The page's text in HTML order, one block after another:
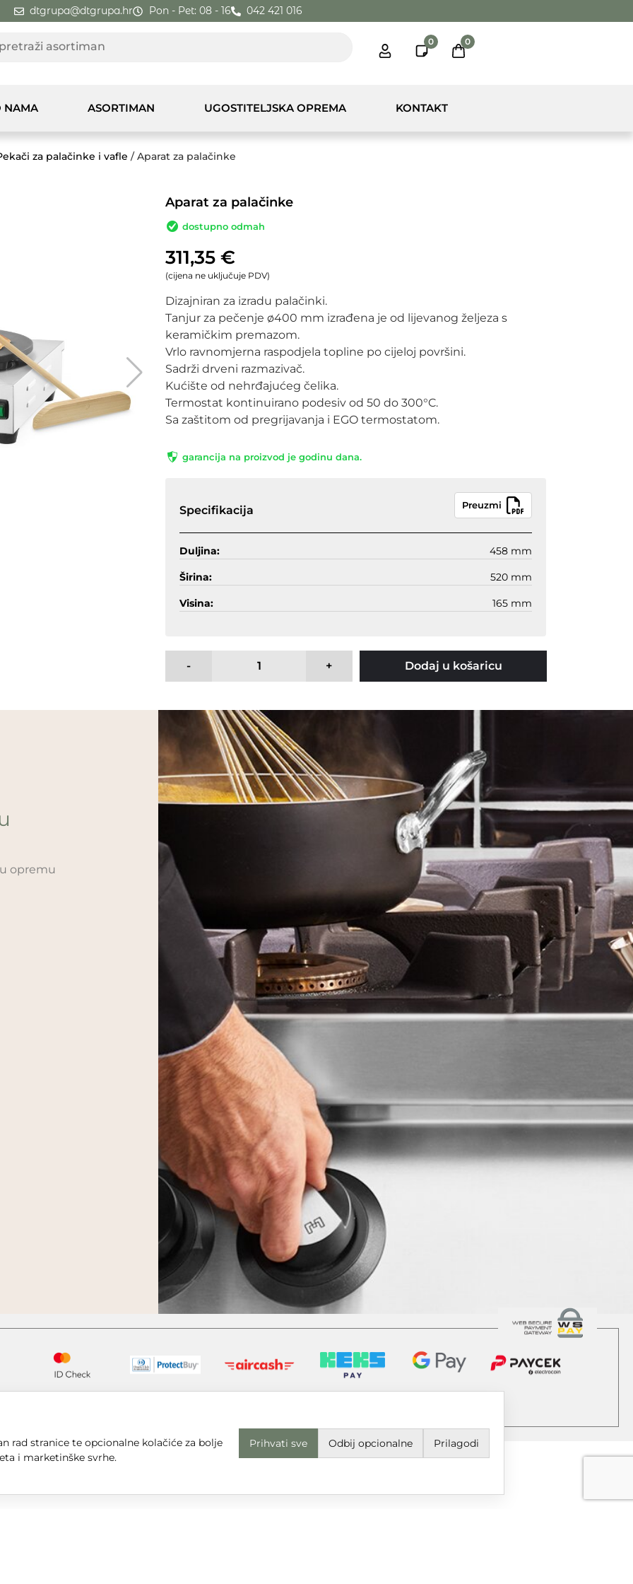
dtgrupa@dtgrupa.hr Pon - Pet: 08 - 16 042 421 016
0 0
NAMA ASORTIMAN UGOSTITELJSKA OPREMA KONTAKT
za palačinke i vafle / Aparat za palačinke
Aparat za palačinke
dostupno odmah
311,35 €
(cijena ne uključuje PDV)
Dizajniran za izradu palačinki.
Tanjur za pečenje ø400 mm izrađena je od lijevanog željeza s
keramičkim premazom.
Vrlo ravnomjerna raspodjela topline po cijeloj površini.
Sadrži drveni razmazivač.
Kućište od nehrđajućeg čelika.
Termostat kontinuirano podesiv od 50 do 300°C.
Sa zaštitom od pregrijavanja i EGO termostatom.
garancija na proizvod je godinu dana.
Specifikacija Preuzmi
Duljina: 458 mm
Širina: 520 mm
Visina: 165 mm
- + Dodaj u košaricu
opremu
rad stranice te opcionalne kolačiće za bolje
i marketinške svrhe.
Prihvati sve Odbij opcionalne Prilagodi